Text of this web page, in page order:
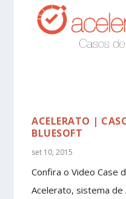
ACELERATO |
BLUESOFT
set 10, 2015
Confira o Video Case
Acelerato, sistema de